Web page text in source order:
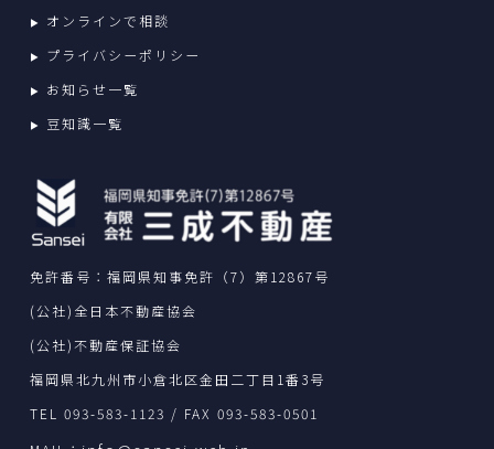
免許番号：福岡県知事免許（7）第12867号
(公社)全日本不動産協会
(公社)不動産保証協会
福岡県北九州市小倉北区金田二丁目1番3号
TEL 093-583-1123 / FAX 093-583-0501
オンラインで相談
プライバシーポリシー
お知らせ一覧
豆知識一覧